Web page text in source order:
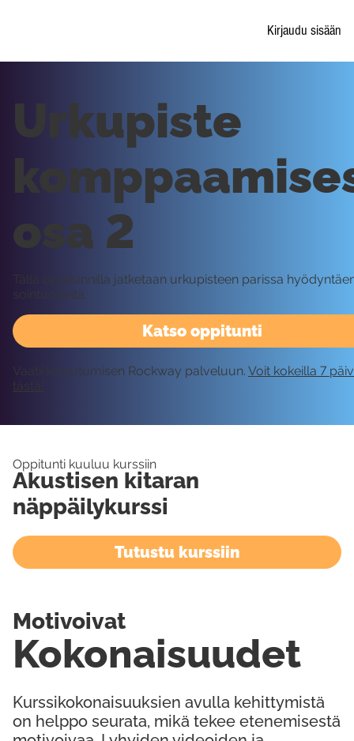
Kirjaudu sisään
Katso oppitunti
Urkupiste
osa 2
Tällä oppitunnilla jatketaan urkupisteen parissa
sointuotteita.
Vaatii kirjautumisen Rockway palveluun. Voit kokeilla 7
tästä!
Oppitunti kuuluu kurssiin
Akustisen kitaran
näppäilykurssi
Tutustu kurssiin
Kurssikokonaisuuksien avulla kehittymistä
on helppo seurata, mikä tekee etenemisestä
Kokonaisuudet
Motivoivat